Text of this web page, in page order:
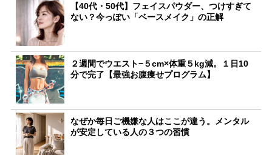
【40代・50代】フェイスパウダー、つけすぎて
ない？今っぽい「ベースメイク」の正解
２週間でウエスト−５cm×体重５kg減。１日10
分で完了【最強お腹痩せプログラム】
なぜか毎日ご機嫌な人はここが違う。メンタル
が安定している人の３つの習慣